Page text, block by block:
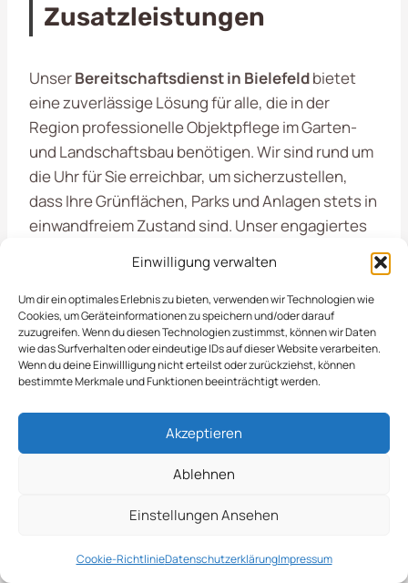
Einwilligung verwalten
Um dir ein optimales Erlebnis zu bieten, verwenden wir Technologien wie
Cookies, um Geräteinformationen zu speichern und/oder darauf
zuzugreifen. Wenn du diesen Technologien zustimmst, können wir Daten
wie das Surfverhalten oder eindeutige IDs auf dieser Website verarbeiten.
Wenn du deine Einwillligung nicht erteilst oder zurückziehst, können
bestimmte Merkmale und Funktionen beeinträchtigt werden.
Akzeptieren
Ablehnen
Einstellungen Ansehen
Cookie-RichtlinieDatenschutzerklärungImpressum
Zusatzleistungen
UnserBereitschaftsdienst in Bielefeldbietet
eine zuverlässige Lösung für alle, die in der
Region professionelle Objektpflege im Garten-
und Landschaftsbau benötigen. Wir sind rund um
die Uhr für Sie erreichbar, um sicherzustellen,
dass Ihre Grünflächen, Parks und Anlagen stets in
einwandfreiem Zustand sind. Unser engagiertes
kurzfristig eingreifen, um Schäden zu vermeiden
und die Schönheit Ihrer Außenanlagen zu
bewahren.
Ob es um die Pflege von öffentlichen Grünflächen
Ihnen jederzeit zur Seite. Unsere sorgt dafür,
dass Ihre Anliegen schnell und zuverlässig
Regelmäßige Pflege und Wartung
Notfallintervention bei extremen